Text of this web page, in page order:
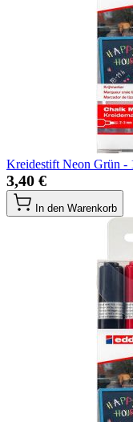
Kreidestift Neon Grün -
3,40 €
In den Warenkorb